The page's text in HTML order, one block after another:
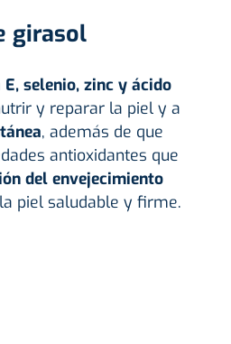
girasol
selenio, zinc y ácido
y reparar la piel y a
, además de que
antioxidantes que
del envejecimiento
piel saludable y firme.